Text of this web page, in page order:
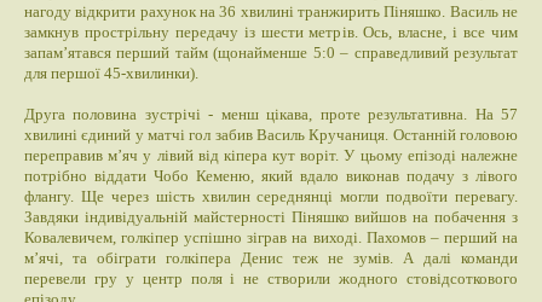
нагоду відкрити рахунок на 36 хвилині транжирить Піняшко. Василь не
замкнув прострільну передачу із шести метрів. Ось, власне, і все чим
запам’ятався перший тайм (щонайменше 5:0 – справедливий результат
для першої 45-хвилинки).
Друга половина зустрічі - менш цікава, проте результативна. На 57
хвилині єдиний у матчі гол забив Василь Кручаниця. Останній головою
переправив м’яч у лівий від кіпера кут воріт. У цьому епізоді належне
потрібно віддати Чобо Кеменю, який вдало виконав подачу з лівого
флангу. Ще через шість хвилин середнянці могли подвоїти перевагу.
Завдяки індивідуальній майстерності Піняшко вийшов на побачення з
Ковалевичем, голкіпер успішно зіграв на виході. Пахомов – перший на
м’ячі, та обіграти голкіпера Денис теж не зумів. А далі команди
перевели гру у центр поля і не створили жодного стовідсоткового